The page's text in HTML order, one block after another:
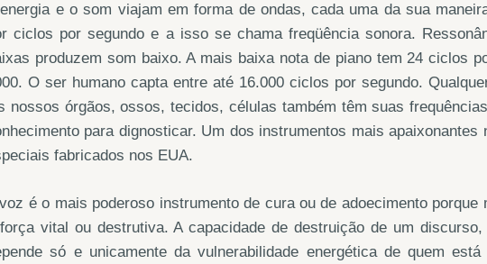
e o som viajam em forma de ondas, cada uma da sua
ciclos por segundo e a isso se chama freqüência sonora.
produzem som baixo. A mais baixa nota de piano tem 24 ciclos
O ser humano capta entre até 16.000 ciclos por segundo.
nossos órgãos, ossos, tecidos, células também têm suas
para dignosticar. Um dos instrumentos mais apaixonantes
fabricados nos EUA.
é o mais poderoso instrumento de cura ou de adoecimento
vital ou destrutiva. A capacidade de destruição de um
só e unicamente da vulnerabilidade energética de quem está